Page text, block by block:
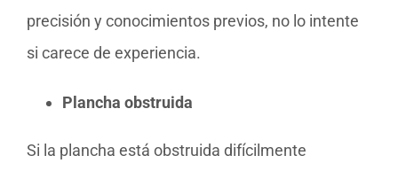
precisión y conocimientos previos, no lo intente
si carece de experiencia.
Plancha obstruida
Si la plancha está obstruida difícilmente